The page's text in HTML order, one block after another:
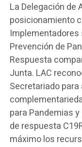
La Delegación de
posicionamiento
Implementadores
Prevención de
Respuesta
Junta. LAC
Secretariado
para Pandemias
de respuesta
máximo los